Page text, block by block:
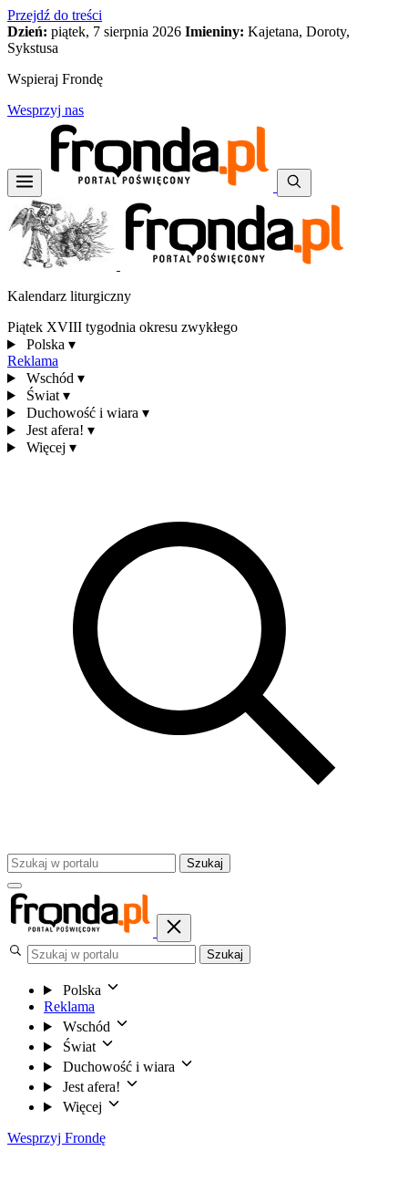
Przejdź do treści
Dzień: piątek, 7 sierpnia 2026 Imieniny: Kajetana, Doroty,
Sykstusa
Wspieraj Frondę
Wesprzyj nas
Kalendarz liturgiczny
Piątek XVIII tygodnia okresu zwykłego
Polska ▾
Reklama
Wschód ▾
Świat ▾
Duchowość i wiara ▾
Jest afera! ▾
Więcej ▾
Szukaj
Szukaj
Polska
Reklama
Wschód
Świat
Duchowość i wiara
Jest afera!
Więcej
Wesprzyj Frondę